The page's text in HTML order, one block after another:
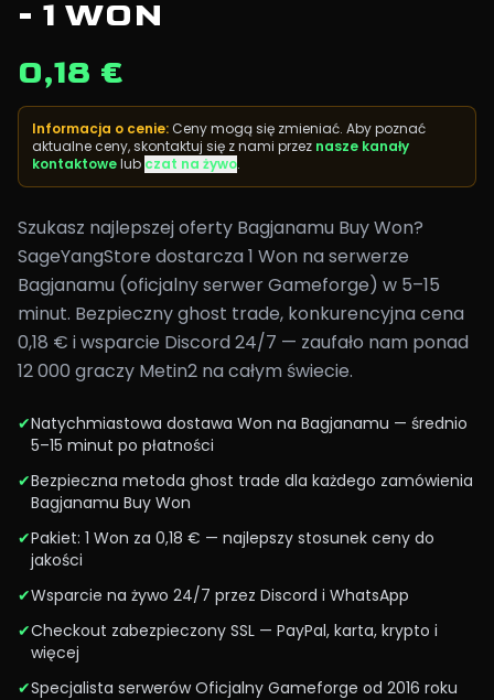
- 1 WON
0,18 €
Informacja o cenie: Ceny mogą się zmieniać. Aby poznać
aktualne ceny, skontaktuj się z nami przez nasze kanały
kontaktowelub czat na żywo.
Szukasz najlepszej oferty Bagjanamu Buy Won?
SageYangStore dostarcza 1 Won na serwerze
Bagjanamu (oficjalny serwer Gameforge) w 5–15
minut. Bezpieczny ghost trade, konkurencyjna cena
0,18 € i wsparcie Discord 24/7 — zaufało nam ponad
12 000 graczy Metin2 na całym świecie.
✔Natychmiastowa dostawa Won na Bagjanamu — średnio
5–15 minut po płatności
✔Bezpieczna metoda ghost trade dla każdego zamówienia
Bagjanamu Buy Won
✔Pakiet: 1 Won za 0,18 € — najlepszy stosunek ceny do
jakości
✔Wsparcie na żywo 24/7 przez Discord i WhatsApp
✔Checkout zabezpieczony SSL — PayPal, karta, krypto i
więcej
✔Specjalista serwerów Oficjalny Gameforge od 2016 roku